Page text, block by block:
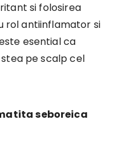
si folosirea
rol antiinflamator si
esential ca
pe scalp cel
seboreica